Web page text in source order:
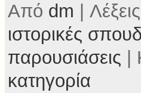
Από dm |
ιστορικές
παρουσιάσεις |
κατηγορία